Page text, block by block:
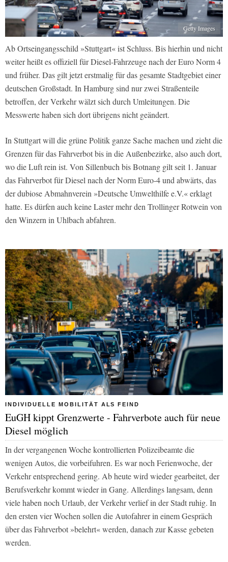
Getty Images
Ab Ortseingangsschild »Stuttgart« ist Schluss. Bis hierhin und nicht
weiter heißt es offiziell für Diesel-Fahrzeuge nach der Euro Norm 4
und früher. Das gilt jetzt erstmalig für das gesamte Stadtgebiet einer
deutschen Großstadt. In Hamburg sind nur zwei Straßenteile
betroffen, der Verkehr wälzt sich durch Umleitungen. Die
Messwerte haben sich dort übrigens nicht geändert.
In Stuttgart will die grüne Politik ganze Sache machen und zieht die
Grenzen für das Fahrverbot bis in die Außenbezirke, also auch dort,
wo die Luft rein ist. Von Sillenbuch bis Botnang gilt seit 1. Januar
das Fahrverbot für Diesel nach der Norm Euro-4 und abwärts, das
der dubiose Abmahnverein »Deutsche Umwelthilfe e.V.« erklagt
hatte. Es dürfen auch keine Laster mehr den Trollinger Rotwein von
den Winzern in Uhlbach abfahren.
INDIVIDUELLE MOBILITÄT ALS FEIND
EuGH kippt Grenzwerte - Fahrverbote auch für neue
Diesel möglich
In der vergangenen Woche kontrollierten Polizeibeamte die
wenigen Autos, die vorbeifuhren. Es war noch Ferienwoche, der
Verkehr entsprechend gering. Ab heute wird wieder gearbeitet, der
Berufsverkehr kommt wieder in Gang. Allerdings langsam, denn
viele haben noch Urlaub, der Verkehr verlief in der Stadt ruhig. In
den ersten vier Wochen sollen die Autofahrer in einem Gespräch
über das Fahrverbot »belehrt« werden, danach zur Kasse gebeten
werden.